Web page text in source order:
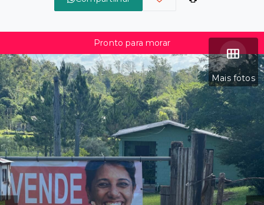
Mais fotos
Pronto para morar